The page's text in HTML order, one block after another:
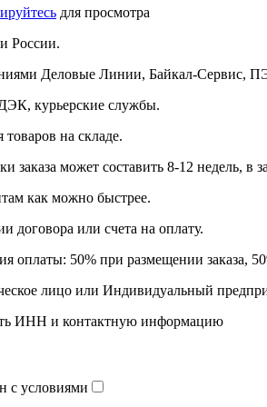
для просмотра
России.
Деловые Линии, Байкал-Сервис,
курьерские службы.
товаров на складе.
заказа может составить 8-12 недель, в
как можно быстрее.
договора или счета на оплату.
оплаты: 50% при размещении заказа,
лицо или Индивидуальный
ИНН и контактную информацию
с условиями